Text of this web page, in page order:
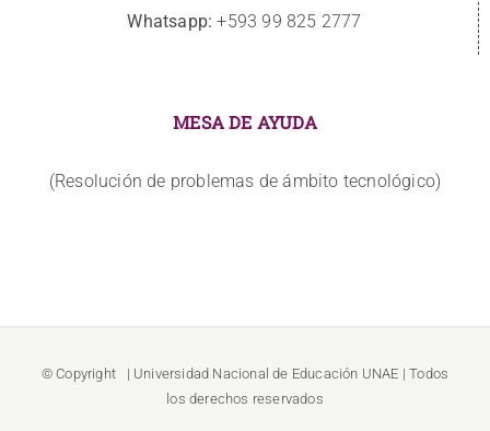
Whatsapp: +593 99 825 2777
MESA DE AYUDA
(Resolución de problemas de ámbito tecnológico)
© Copyright | Universidad Nacional de Educación UNAE | Todos
los derechos reservados